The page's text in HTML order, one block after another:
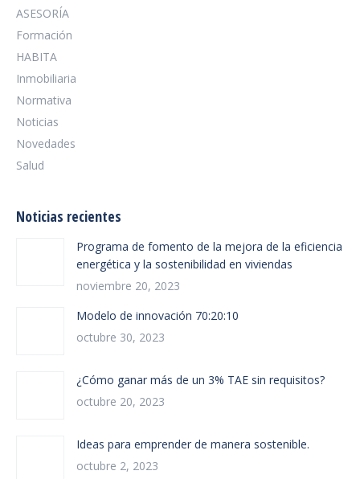
ASESORÍA
Formación
HABITA
Inmobiliaria
Normativa
Noticias
Novedades
Salud
Noticias recientes
Programa de fomento de la mejora de la eficiencia
energética y la sostenibilidad en viviendas
noviembre 20, 2023
Modelo de innovación 70:20:10
octubre 30, 2023
¿Cómo ganar más de un 3% TAE sin requisitos?
octubre 20, 2023
Ideas para emprender de manera sostenible.
octubre 2, 2023